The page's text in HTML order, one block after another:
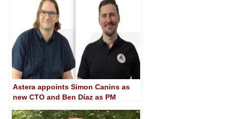
Astera appoints Simon Canins as
new CTO and Ben Díaz as PM